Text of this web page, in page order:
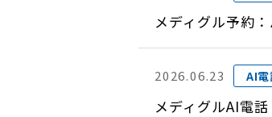
メディグル予約
2026.06.23 AI電
メディグルAI電